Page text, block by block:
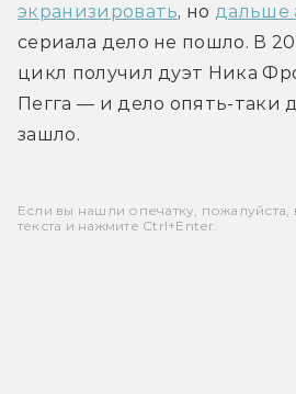
экранизировать, но дальше
сериала дело не пошло. В
цикл получил дуэт Ника
Пегга — и дело опять-таки
зашло.
Если вы нашли опечатку,
текста и нажмите Ctrl+Enter.